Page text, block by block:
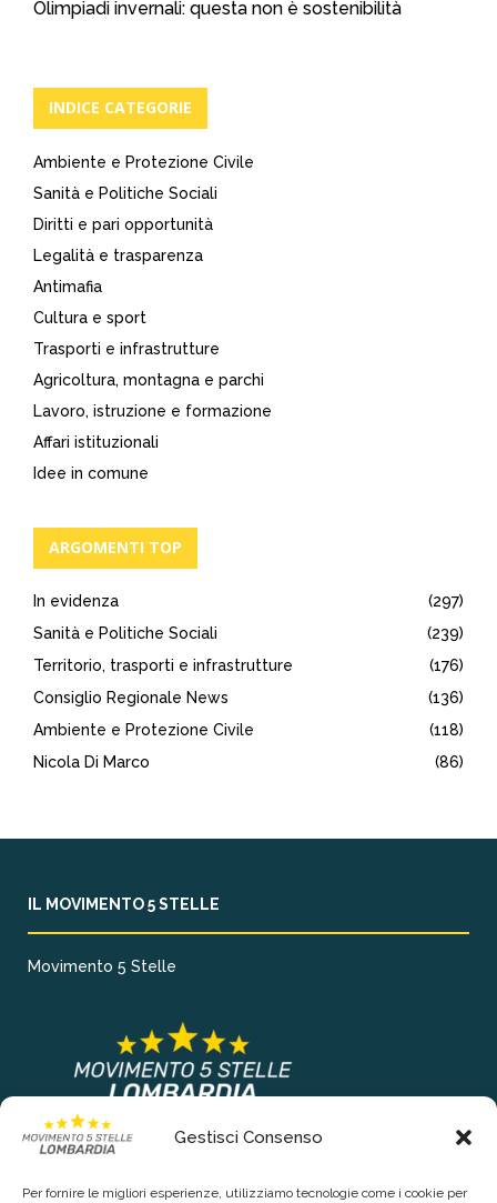
Gestisci Consenso
Per fornire le migliori esperienze, utilizziamo tecnologie come i cookie per
Olimpiadi invernali: questa non è sostenibilità
INDICE CATEGORIE
Ambiente e Protezione Civile
Sanità e Politiche Sociali
Diritti e pari opportunità
Legalità e trasparenza
Antimafia
Cultura e sport
Trasporti e infrastrutture
Agricoltura, montagna e parchi
Lavoro, istruzione e formazione
Affari istituzionali
Idee in comune
ARGOMENTI TOP
In evidenza
(297)
Sanità e Politiche Sociali
(239)
Territorio, trasporti e infrastrutture
(176)
Consiglio Regionale News
(136)
Ambiente e Protezione Civile
(118)
Nicola Di Marco
(86)
IL MOVIMENTO 5 STELLE
Movimento 5 Stelle
COLLEGAMENTI PRINCIPALI